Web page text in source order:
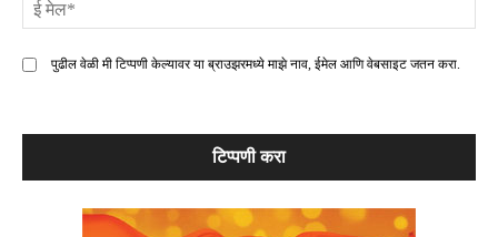
पुढील वेळी मी टिप्पणी केल्यावर या ब्राउझरमध्ये माझे नाव, ईमेल आणि वेबसाइट जतन करा.